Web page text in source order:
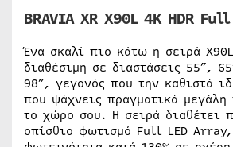
BRAVIA XR X90L 4K HDR
Ένα σκαλί πιο κάτω η σειρά
διαθέσιμη σε διαστάσεις 55”,
98”, γεγονός που την καθιστά
που ψάχνεις πραγματικά μεγάλη
το χώρο σου. Η σειρά διαθέτει
οπίσθιο φωτισμό Full LED